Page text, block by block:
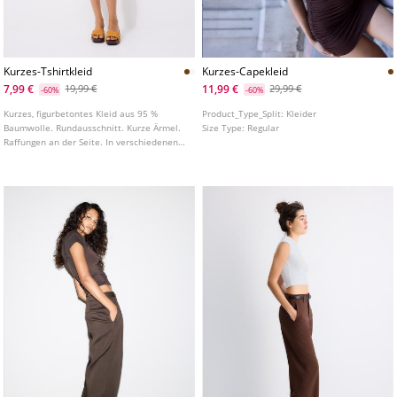
Kurzes-Tshirtkleid
7,99 €
-60% 19,99 €
Kurzes, figurbetontes Kleid aus 95 %
Baumwolle. Rundausschnitt. Kurze Ärmel.
Raffungen an der Seite. In verschiedenen
Kurzes-Capekleid
11,99 €
-60% 29,99 €
Product_Type_Split: Kleider
Size Type: Regular